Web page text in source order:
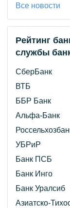
Все новости
Рейтинг
службы
СберБанк
ВТБ
ББР Банк
Альфа-Банк
УБРиР
Банк ПСБ
Банк Инго
Банк Уралсиб
Азиатско-